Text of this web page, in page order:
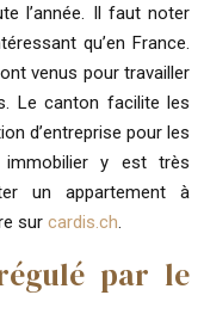
l’année. Il faut noter
qu’en France.
venus pour travailler
Le canton facilite les
d’entreprise pour les
immobilier y est très
un appartement à
sur cardis.ch.
par le